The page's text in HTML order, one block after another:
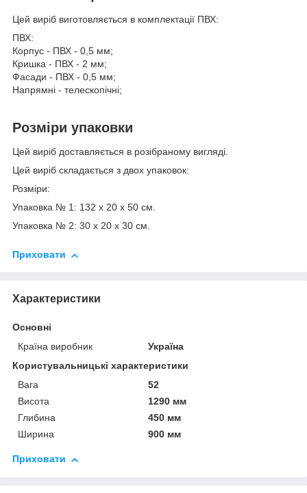
Цей виріб виготовляється в комплектації ПВХ:
ПВХ:
Корпус - ПВХ - 0,5 мм;
Кришка - ПВХ - 2 мм;
Фасади - ПВХ - 0,5 мм;
Напрямні - телескопічні;
Розміри упаковки
Цей виріб доставляється в розібраному вигляді.
Цей виріб складається з двох упаковок:
Розміри:
Упаковка № 1: 132 x 20 х 50 см.
Упаковка № 2: 30 х 20 х 30 см.
Приховати
Характеристики
Основні
Країна виробник
Україна
Користувальницькі характеристики
Вага
52
Висота
1290 мм
Глибина
450 мм
Ширина
900 мм
Приховати